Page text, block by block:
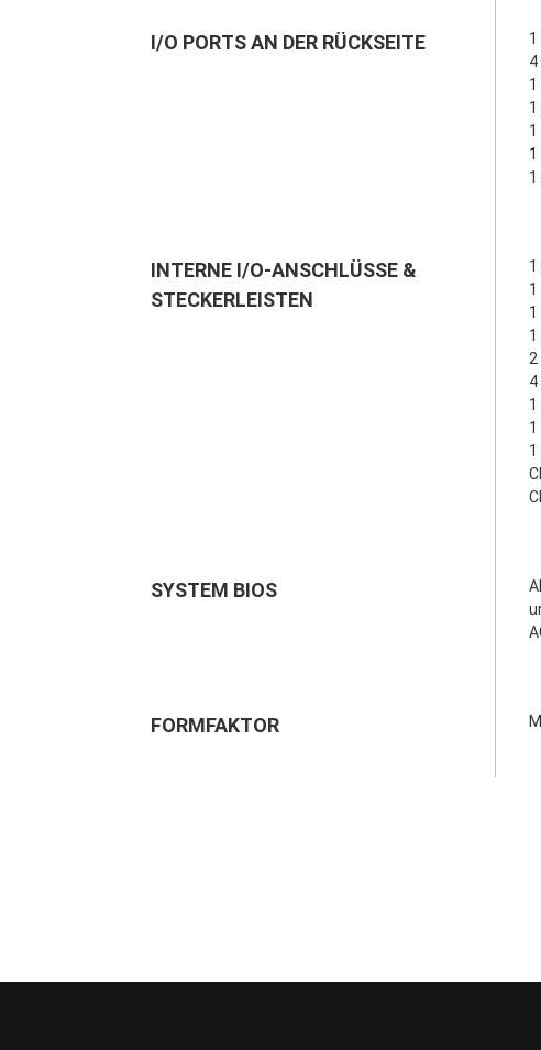
I/O PORTS AN DER RÜCKSEITE
1
INTERNE I/O-ANSCHLÜSSE &
STECKERLEISTEN
1
SYSTEM BIOS
FORMFAKTOR